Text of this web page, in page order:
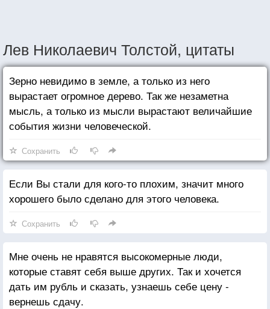
Лев Николаевич Толстой, цитаты
Зерно невидимо в земле, а только из него
вырастает огромное дерево. Так же незаметна
мысль, а только из мысли вырастают величайшие
события жизни человеческой.
Сохранить
Если Вы стали для кого-то плохим, значит много
хорошего было сделано для этого человека.
Сохранить
Мне очень не нравятся высокомерные люди,
которые ставят себя выше других. Так и хочется
дать им рубль и сказать, узнаешь себе цену -
вернешь сдачу.